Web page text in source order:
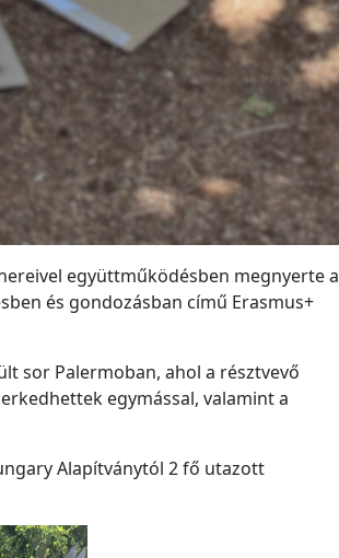
együttműködésben megnyerte a
és gondozásban című Erasmus+
sor Palermoban, ahol a résztvevő
egymással, valamint a
Alapítványtól 2 fő utazott